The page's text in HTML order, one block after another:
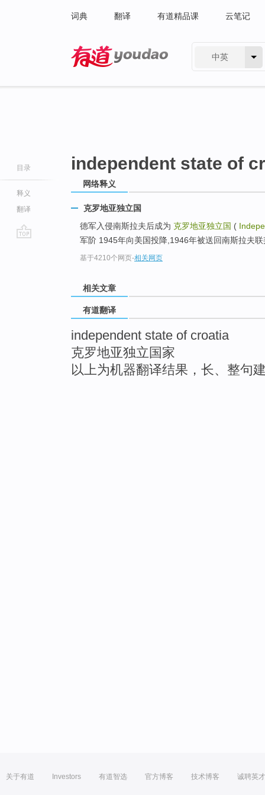
词典 翻译 有道精品课 云笔记
中英
目录
释义
翻译
independent state of
网络释义
克罗地亚独立国
德军入侵南斯拉夫后成为 克罗地亚独立国 (
军阶 1945年向美国投降,1946年被送回南斯拉夫联
基于4210个网页-相关网页
相关文章
有道翻译
independent state of croatia
克罗地亚独立国家
以上为机器翻译结果，长、整句
关于有道 Investors 有道智选 官方博客 技术博客 诚聘英才